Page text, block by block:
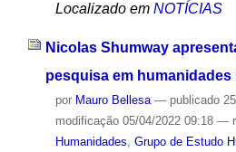
Localizado em NOTÍCIAS
Nicolas Shumway
pesquisa em humanidades
por Mauro Bellesa — publicado
modificação05/04/2022 09:18 —
Humanidades, Grupo de Estudo